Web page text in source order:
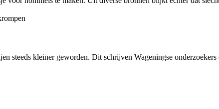
steeds kleiner geworden. Dit schrijven Wageningse